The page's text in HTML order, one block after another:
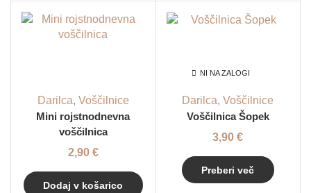
Darilca, Voščilnice
Mini rojstnodnevna
voščilnica
2,90 €
Dodaj v košarico
NI NA ZALOGI
Darilca,Voščilnice
Voščilnica Šopek
3,90€
Preberi več